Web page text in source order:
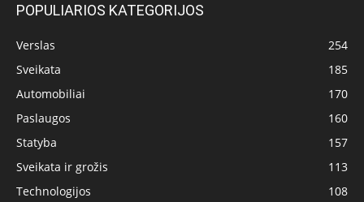
POPULIARIOS KATEGORIJOS
Verslas
254
Sveikata
185
Automobiliai
170
Paslaugos
160
Statyba
157
Sveikata ir grožis
113
Technologijos
108